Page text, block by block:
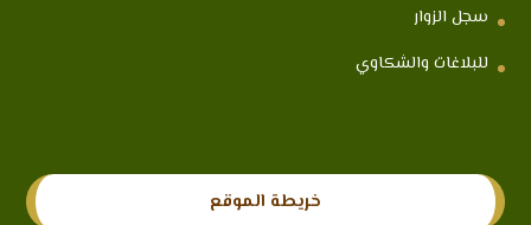
سجل الزوار
للبلاغات والشكاوي
خريطة الموقع